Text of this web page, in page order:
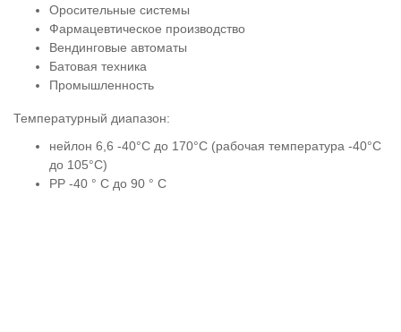
Оросительные системы
Фармацевтическое производство
Вендинговые автоматы
Батовая техника
Промышленность
Температурный диапазон:
нейлон 6,6 -40°C до 170°C (рабочая температура -40°C
до 105°C)
PP -40 ° C до 90 ° C